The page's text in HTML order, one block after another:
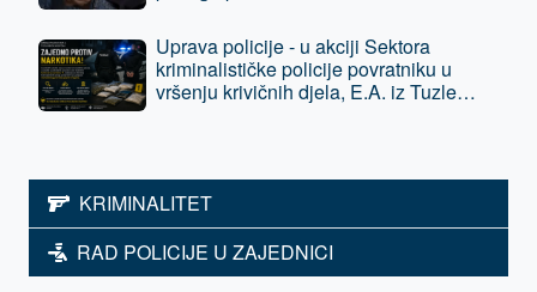
Uprava policije - u akciji Sektora
kriminalističke policije povratniku u
vršenju krivičnih djela, E.A. iz Tuzle
KRIMINALITET
RAD POLICIJE U ZAJEDNICI